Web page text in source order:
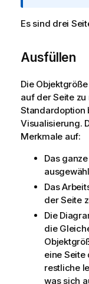
i
s
i
n
w
e
i
Es sind drei
Ausfüllen
Die
auf der Seite
Standardoption
Visualisierung.
Merkmale auf:
Das
Das
der Seite
Die
die
eine Seite
restliche
was sich